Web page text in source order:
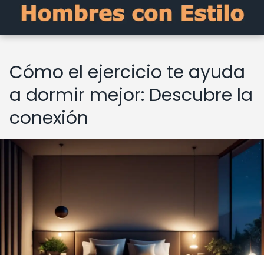
Cómo el ejercicio te ayuda
a dormir mejor: Descubre la
conexión